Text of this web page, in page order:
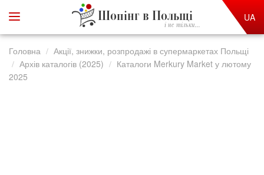
Шопінг в Польщі
і не тільки...
UA
Головна
Акції, знижки, розпродажі в супермаркетах Польщі
Архів каталогів (2025)
Каталоги Merkury Market у лютому
2025